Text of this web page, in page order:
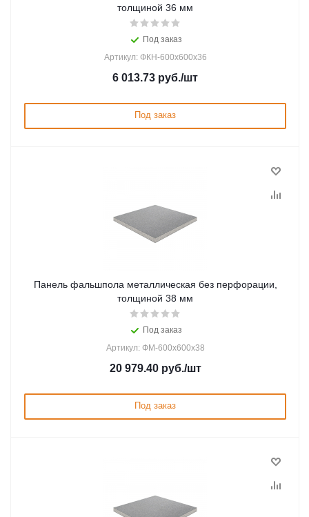
толщиной 36 мм
Под заказ
Артикул: ФКН-600х600х36
6 013.73 руб./шт
Под заказ
Панель фальшпола металлическая без перфорации,
толщиной 38 мм
Под заказ
Артикул: ФМ-600х600х38
20 979.40руб./шт
Под заказ